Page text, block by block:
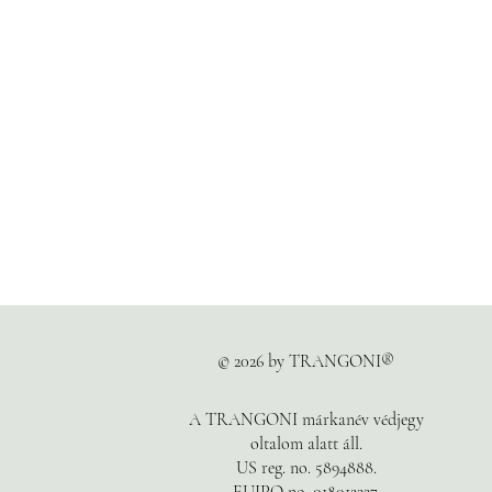
© 2026 by TRANGONI®
A TRANGONI márkanév védjegy
oltalom alatt áll.
US reg. no. 5894888.